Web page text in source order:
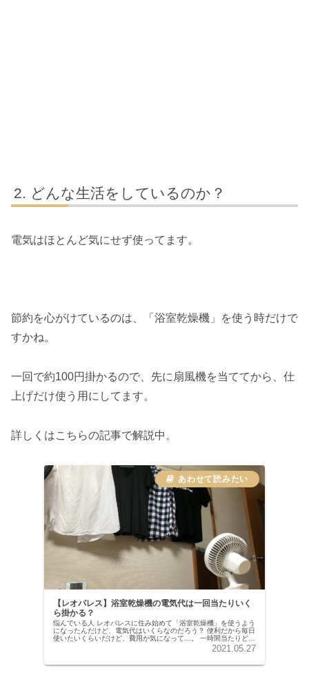
どんな生活をしているのか？
電気はほとんど気にせず使ってます。
節約を心がけているのは、「浴室乾燥機」を使う時だけで
すかね。
一回で約100円掛かるので、先に扇風機を当ててから、仕
上げだけ使う用にしてます。
詳しくはこちらの記事で解説中。
【レオパレス】浴室乾燥機の電気代は一回当たりいく
ら掛かる？
悩んでいる人 レオパレスに住み始めて「浴室乾燥機」を使うよう
になったんだけど、電気代はいくらなのだろう？ 便利だから毎日
使いたいくらいだけど、費用が気になって…。 一時間当たりどの
くらいか、一回当たりどのくらいか、教えて欲しいなあ。 こん
2021.05.27